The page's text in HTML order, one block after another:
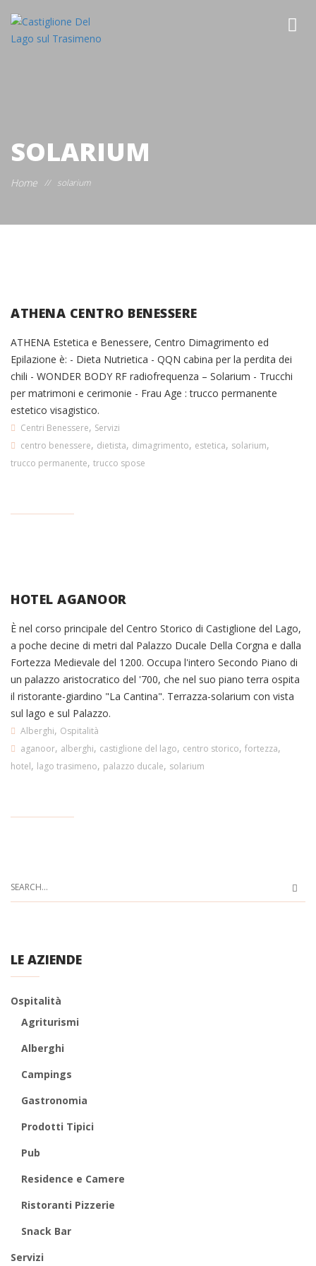
SOLARIUM
Home // solarium
ATHENA CENTRO BENESSERE
ATHENA Estetica e Benessere, Centro Dimagrimento ed
Epilazione è: - Dieta Nutrietica - QQN cabina per la perdita dei
chili - WONDER BODY RF radiofrequenza – Solarium - Trucchi
per matrimoni e cerimonie - Frau Age : trucco permanente
estetico visagistico.
Centri Benessere, Servizi
centro benessere, dietista, dimagrimento, estetica, solarium,
trucco permanente, trucco spose
HOTEL AGANOOR
È nel corso principale del Centro Storico di Castiglione del Lago,
a poche decine di metri dal Palazzo Ducale Della Corgna e dalla
Fortezza Medievale del 1200. Occupa l'intero Secondo Piano di
un palazzo aristocratico del '700, che nel suo piano terra ospita
il ristorante-giardino "La Cantina". Terrazza-solarium con vista
sul lago e sul Palazzo.
Alberghi, Ospitalità
aganoor, alberghi, castiglione del lago, centro storico, fortezza,
hotel, lago trasimeno, palazzo ducale, solarium
LE AZIENDE
Ospitalità
Agriturismi
Alberghi
Campings
Gastronomia
Prodotti Tipici
Pub
Residence e Camere
Ristoranti Pizzerie
Snack Bar
Servizi